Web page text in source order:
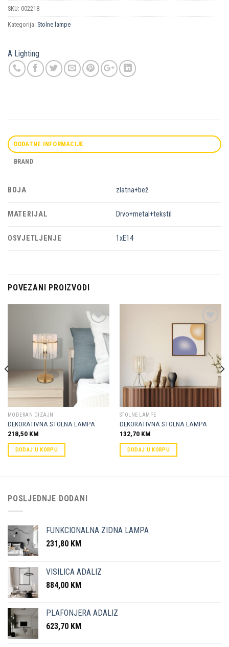
SKU: 002218
Kategorija: Stolne lampe
A Lighting
DODATNE INFORMACIJE
BRAND
BOJA zlatna+bež
MATERIJAL Drvo+metal+tekstil
OSVJETLJENJE 1xE14
POVEZANI PROIZVODI
Dodaj u
omiljene
MODERAN DIZAJN
DEKORATIVNA STOLNA LAMPA
218,50 KM
DODAJ U KORPU
Dodaj u
omiljene
STOLNE LAMPE
DEKORATIVNA STOLNA LAMPA
132,70 KM
DODAJ U KORPU
POSLJEDNJE DODANI
FUNKCIONALNA ZIDNA LAMPA
231,80 KM
VISILICA ADALIZ
884,00 KM
PLAFONJERA ADALIZ
623,70 KM